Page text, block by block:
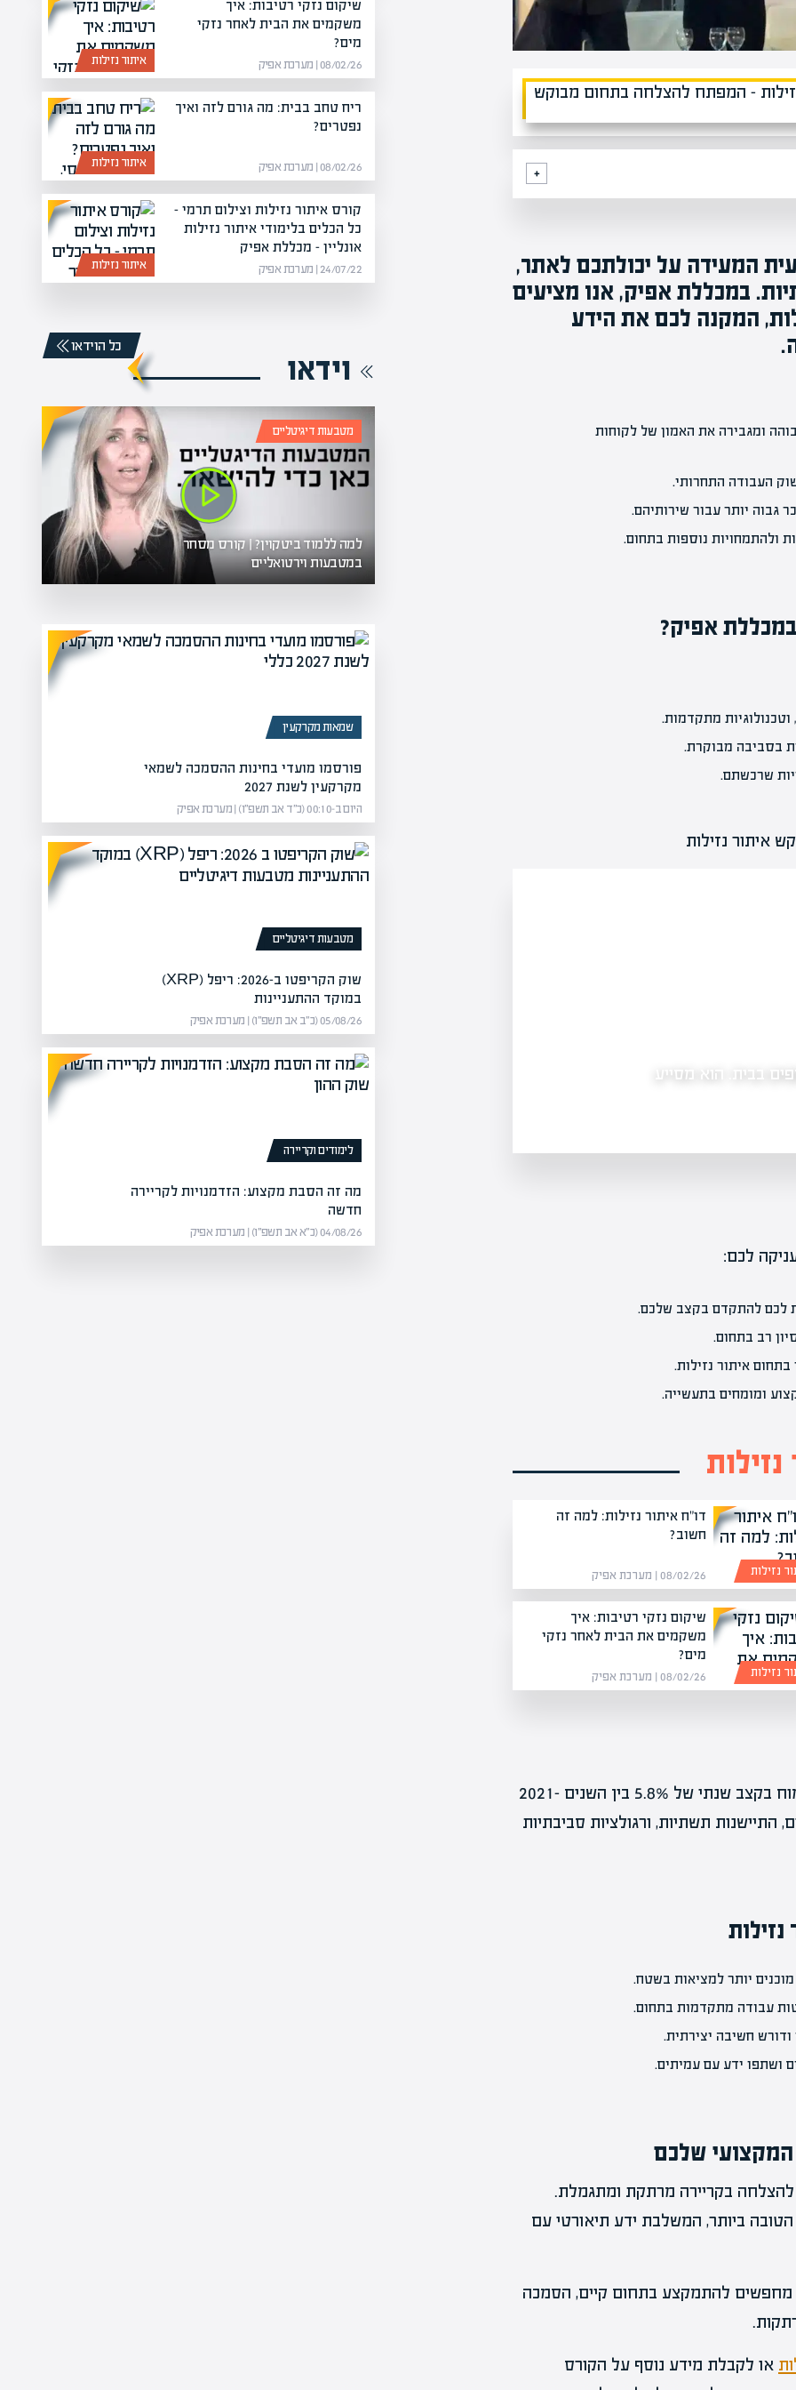
המעידה על יכולתכם לאתר,
במכללת אפיק, אנו מציעים
המקנה לכם את הידע
ומגבירה את האמון של לקוחות
העבודה התחרותי.
גבוה יותר עבור שירותיהם.
ולהתמחויות נוספות בתחום.
אפיק?
מתקדמות.
בסביבה מבוקרת.
שרכשתם.
בבית. הוא מסייע
ייבוש תת רצפתי הוא תהליך קריטי למניעת נזקי מים נוספים בבית. בעזרת
לכם:
לכם להתקדם בקצב שלכם.
רב בתחום.
איתור נזילות.
ומומחים בתעשייה.
דו"ח איתור נזילות: למה זה
חשוב?
08/02/26 | מערכת אפיק נזילות
שיקום נזקי רטיבות: איך
משקמים את הבית לאחר נזקי
מים?
08/02/26 | מערכת אפיק נזילות
לפי דו"ח שוק עדכני, תעשיית איתור הנזילות צפויה לצמוח בקצב שנתי של 5.8% בין השנים 2021-
התיישנות תשתיות, ורגולציות סביבתיות
יותר למציאות בשטח.
עבודה מתקדמות בתחום.
חשיבה יצירתית.
ושתפו ידע עם עמיתים.
המקצועי שלכם
בקריירה מרתקת ומתגמלת.
ביותר, המשלבת ידע תיאורטי עם
להתמקצע בתחום קיים, הסמכה
או לקבלת מידע נוסף על הקורס
איתור נזילות
שיקום נזקי רטיבות: איך
משקמים את הבית לאחר נזקי
מים?
08/02/26 | מערכת אפיק
איתור נזילות
ריח טחב בבית: מה גורם לזה ואיך
נפטרים?
08/02/26 | מערכת אפיק
איתור נזילות
קורס איתור נזילות וצילום תרמי –
כל הכלים בלימודי איתור נזילות
אונליין – מכללת אפיק
24/07/22 | מערכת אפיק
וידאו
כל הוידאו
מטבעות דיגיטליים
למה ללמוד ביטקוין? | קורס מסחר
במטבעות וירטואליים
שמאות מקרקעין
פורסמו מועדי בחינות ההסמכה לשמאי
מקרקעין לשנת 2027
היום ב-00:10 (כ״ד אב תשפ״ו) | מערכת אפיק
מטבעות דיגיטליים
שוק הקריפטו ב-2026: ריפל (XRP)
במוקד ההתעניינות
05/08/26 (כ״ב אב תשפ״ו) | מערכת אפיק
לימודים וקריירה
מה זה הסבת מקצוע: הזדמנויות לקריירה
חדשה
04/08/26 (כ״א אב תשפ״ו) | מערכת אפיק